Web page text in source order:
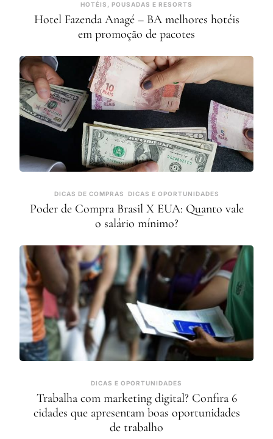
HOTÉIS, POUSADAS E RESORTS
Hotel Fazenda Anagé – BA melhores hotéis
em promoção de pacotes
DICAS DE COMPRAS DICAS E OPORTUNIDADES
Poder de Compra Brasil X EUA: Quanto vale
o salário mínimo?
DICAS E OPORTUNIDADES
Trabalha com marketing digital? Confira 6
cidades que apresentam boas oportunidades
de trabalho